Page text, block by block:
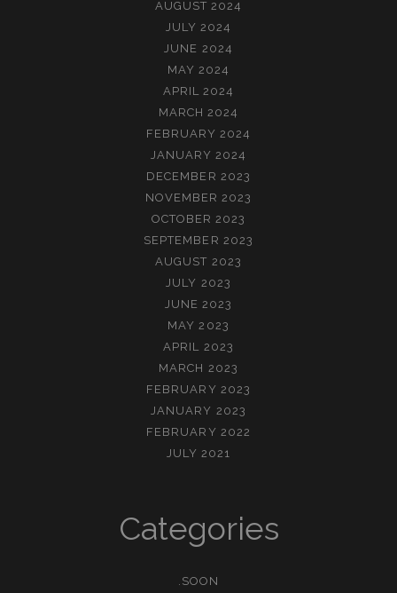
AUGUST 2024
JULY 2024
JUNE 2024
MAY 2024
APRIL 2024
MARCH 2024
FEBRUARY 2024
JANUARY 2024
DECEMBER 2023
NOVEMBER 2023
OCTOBER 2023
SEPTEMBER 2023
AUGUST 2023
JULY 2023
JUNE 2023
MAY 2023
APRIL 2023
MARCH 2023
FEBRUARY 2023
JANUARY 2023
FEBRUARY 2022
JULY 2021
Categories
.SOON